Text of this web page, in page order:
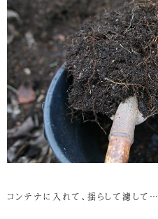
コンテナに入れて、揺らして濾して…